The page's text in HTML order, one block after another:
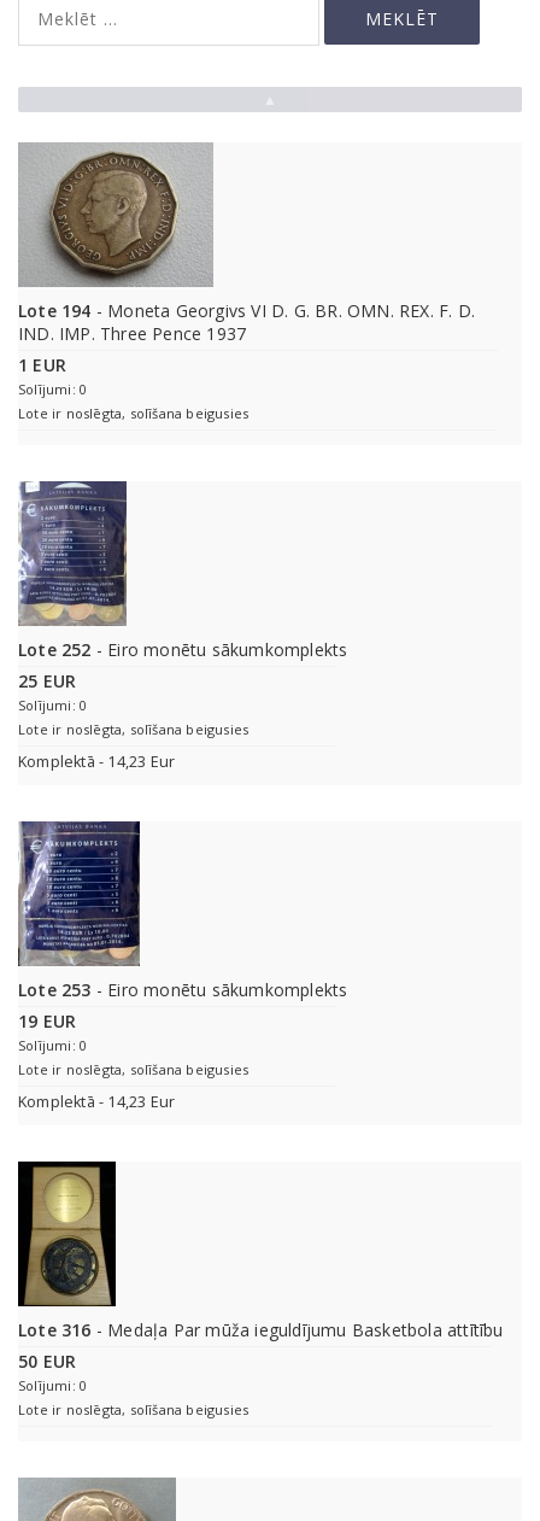
Lote 194 - Moneta Georgivs VI D. G. BR. OMN. REX. F. D.
IND. IMP. Three Pence 1937
1 EUR
Solījumi: 0
Lote ir noslēgta, solīšana beigusies
Lote 252 - Eiro monētu sākumkomplekts
25 EUR
Solījumi: 0
Lote ir noslēgta, solīšana beigusies
Komplektā - 14,23 Eur
Lote 253 - Eiro monētu sākumkomplekts
19 EUR
Solījumi: 0
Lote ir noslēgta, solīšana beigusies
Komplektā - 14,23 Eur
Lote 316 - Medaļa Par mūža ieguldījumu Basketbola attītību
50 EUR
Solījumi: 0
Lote ir noslēgta, solīšana beigusies